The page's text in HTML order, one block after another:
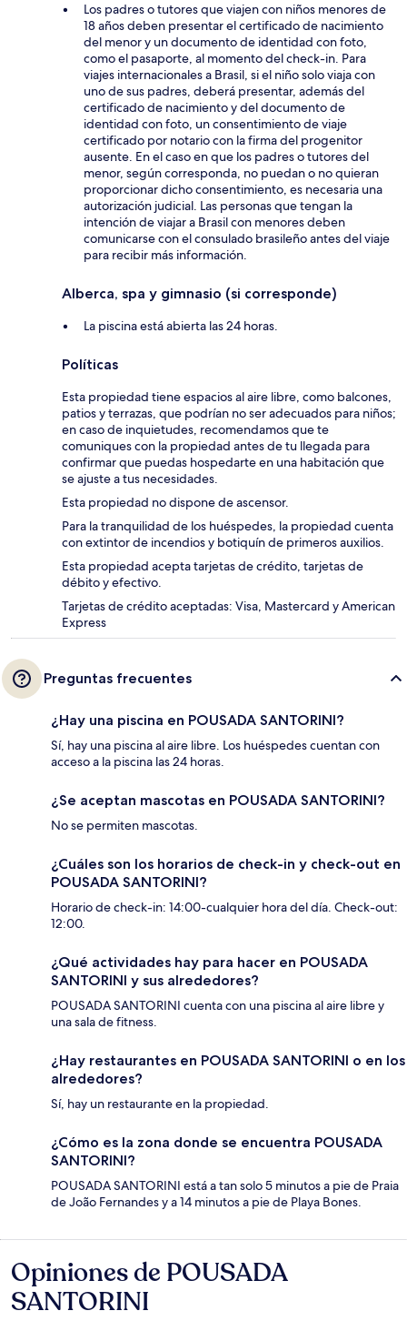
Los padres o tutores que viajen con niños menores de
18 años deben presentar el certificado de nacimiento
del menor y un documento de identidad con foto,
como el pasaporte, al momento del check-in. Para
viajes internacionales a Brasil, si el niño solo viaja con
uno de sus padres, deberá presentar, además del
certificado de nacimiento y del documento de
identidad con foto, un consentimiento de viaje
certificado por notario con la firma del progenitor
ausente. En el caso en que los padres o tutores del
menor, según corresponda, no puedan o no quieran
proporcionar dicho consentimiento, es necesaria una
autorización judicial. Las personas que tengan la
intención de viajar a Brasil con menores deben
comunicarse con el consulado brasileño antes del viaje
para recibir más información.
Alberca, spa y gimnasio (si corresponde)
La piscina está abierta las 24 horas.
Políticas
Esta propiedad tiene espacios al aire libre, como balcones,
patios y terrazas, que podrían no ser adecuados para niños;
en caso de inquietudes, recomendamos que te
comuniques con la propiedad antes de tu llegada para
confirmar que puedas hospedarte en una habitación que
se ajuste a tus necesidades.
Esta propiedad no dispone de ascensor.
Para la tranquilidad de los huéspedes, la propiedad cuenta
con extintor de incendios y botiquín de primeros auxilios.
Esta propiedad acepta tarjetas de crédito, tarjetas de
débito y efectivo.
Tarjetas de crédito aceptadas: Visa, Mastercard y American
Express
Preguntas frecuentes
¿Hay una piscina en POUSADA SANTORINI?
Sí, hay una piscina al aire libre. Los huéspedes cuentan con
acceso a la piscina las 24 horas.
¿Se aceptan mascotas en POUSADA SANTORINI?
No se permiten mascotas.
¿Cuáles son los horarios de check-in y check-out en
POUSADA SANTORINI?
Horario de check-in: 14:00-cualquier hora del día. Check-out:
12:00.
¿Qué actividades hay para hacer en POUSADA
SANTORINI y sus alrededores?
POUSADA SANTORINI cuenta con una piscina al aire libre y
una sala de fitness.
¿Hay restaurantes en POUSADA SANTORINI o en los
alrededores?
Sí, hay un restaurante en la propiedad.
¿Cómo es la zona donde se encuentra POUSADA
SANTORINI?
POUSADA SANTORINI está a tan solo 5 minutos a pie de Praia
de João Fernandes y a 14 minutos a pie de Playa Bones.
Opiniones
Opiniones de POUSADA
SANTORINI